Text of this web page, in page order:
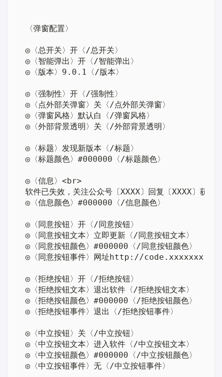
〈弹窗配置〉
◎〈总开关〉开〈/总开关〉
◎〈智能弹出〉开〈/智能弹出〉
◎〈版本〉9.0.1〈/版本〉
◎〈强制性〉开〈/强制性〉
◎〈点外部关弹窗〉关〈/点外部关弹窗〉
◎〈弹窗风格〉默认白〈/弹窗风格〉
◎〈外部背景透明〉关〈/外部背景透明〉
◎〈标题〉发现新版本〈/标题〉
◎〈标题颜色〉#000000〈/标题颜色〉
◎〈信息〉<br>
软件已失效，关注公众号〔XXXX〕回复〔XXXX〕获取
◎〈信息颜色〉#000000〈/信息颜色〉
◎〈同意按钮〉开〈/同意按钮〉
◎〈同意按钮文本〉立即更新〈/同意按钮文本〉
◎〈同意按钮颜色〉#000000〈/同意按钮颜色〉
◎〈同意按钮事件〉网址http://
◎〈拒绝按钮〉开〈/拒绝按钮〉
◎〈拒绝按钮文本〉退出软件〈/拒绝按钮文本〉
◎〈拒绝按钮颜色〉#000000〈/拒绝按钮颜色〉
◎〈拒绝按钮事件〉退出〈/拒绝按钮事件〉
◎〈中立按钮〉关〈/中立按钮〉
◎〈中立按钮文本〉进入软件〈/中立按钮文本〉
◎〈中立按钮颜色〉#000000〈/中立按钮颜色〉
◎〈中立按钮事件〉无〈/中立按钮事件〉